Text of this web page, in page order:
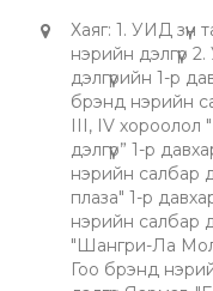
Хаяг: 1. УИД зүүн
нэрийн дэлгүүр
дэлгүүрийн 1-р
брэнд нэрийн
III, IV хороолол
дэлгүүр” 1-р
нэрийн салбар
плаза" 1-р
нэрийн салбар
"Шангри-Ла
Гоо брэнд